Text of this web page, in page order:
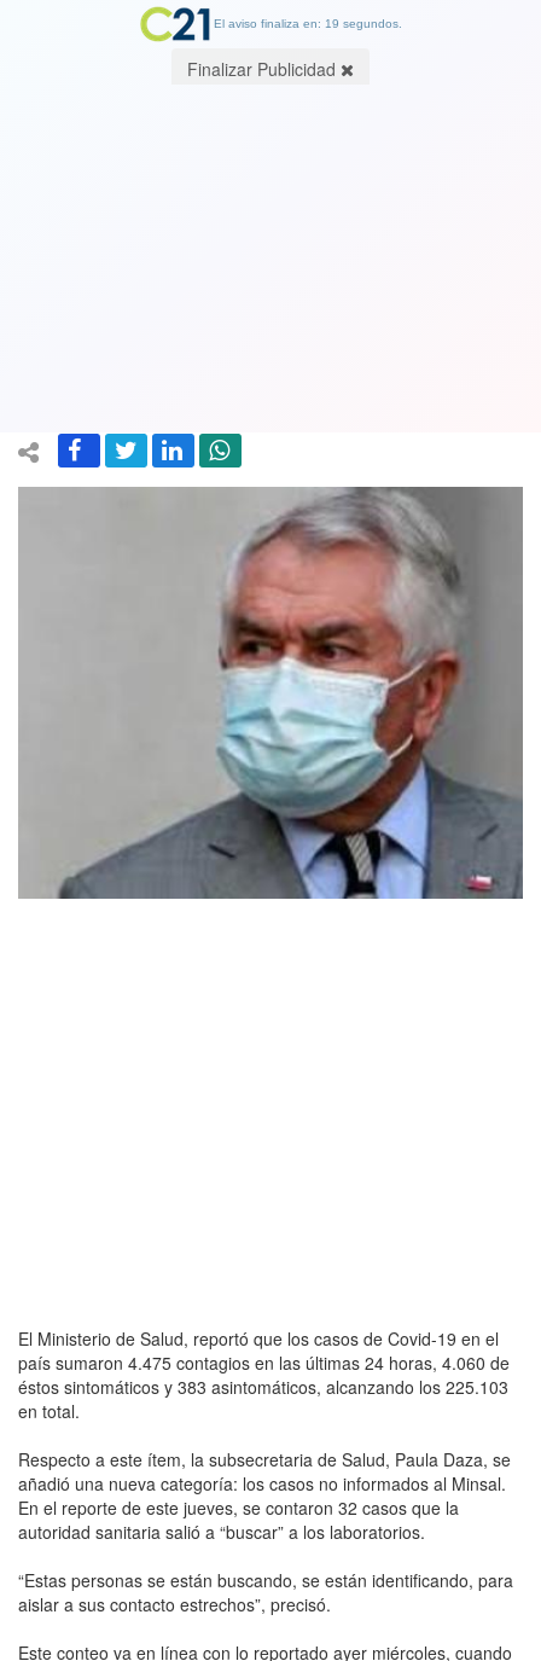
El Ministerio de Salud, reportó que los casos de Covid-19 en el
país sumaron 4.475 contagios en las últimas 24 horas, 4.060 de
éstos sintomáticos y 383 asintomáticos, alcanzando los 225.103
en total.
Respecto a este ítem, la subsecretaria de Salud, Paula Daza, se
añadió una nueva categoría: los casos no informados al Minsal.
En el reporte de este jueves, se contaron 32 casos que la
autoridad sanitaria salió a “buscar” a los laboratorios.
“Estas personas se están buscando, se están identificando, para
aislar a sus contacto estrechos”, precisó.
Este conteo va en línea con lo reportado ayer miércoles, cuando
El aviso finaliza en: 19 segundos.
Finalizar Publicidad